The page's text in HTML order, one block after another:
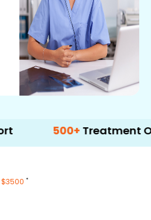
500+ Treatment Options
$3500 *